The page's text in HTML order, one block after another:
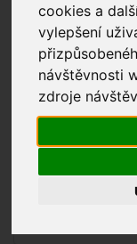
cookies a
vylepšení
návštěvnosti
zdroje
Vážení zákazníci,
režimu Katalogu.
Děkujeme za
Novinky